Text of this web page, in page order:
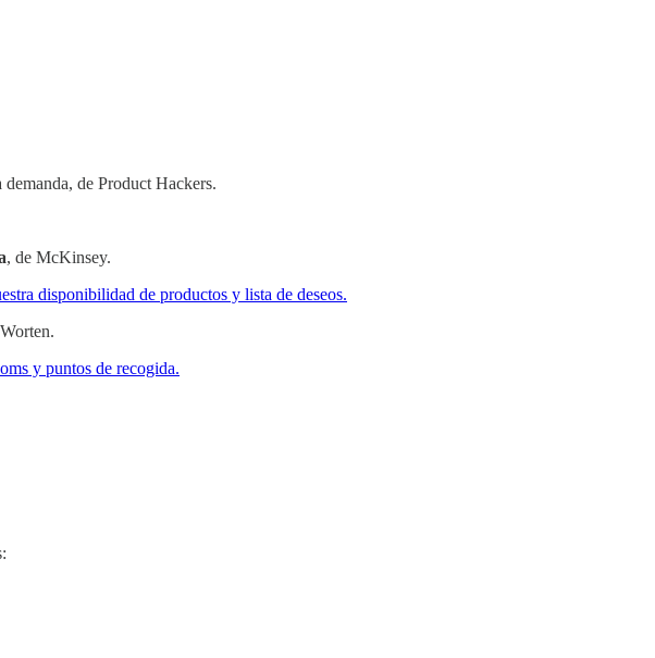
de Product Hackers.
, de McKinsey.
disponibilidad de productos y lista de deseos.
y puntos de recogida.